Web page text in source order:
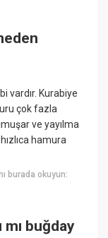
vardır. Kurabiye
çok fazla
ve yayılma
hamura
burada okuyun:
mı buğday